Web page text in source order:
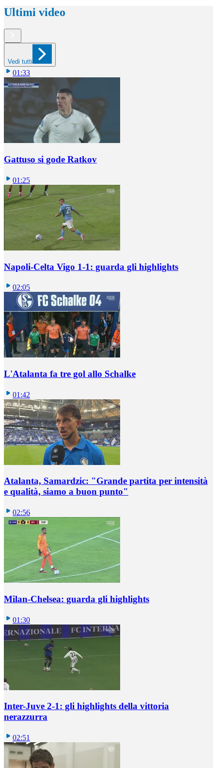
Ultimi video
Vedi tutti
01:33
Gattuso si gode Ratkov
01:25
Napoli-Celta Vigo 1-1: guarda gli highlights
02:05
L'Atalanta fa tre gol allo Schalke
01:42
Atalanta, Samardzic: "Grande partita per intensità
e qualità, siamo a buon punto"
02:56
Milan-Chelsea: guarda gli highlights
01:30
Inter-Juve 2-1: gli highlights della vittoria
nerazzurra
02:51